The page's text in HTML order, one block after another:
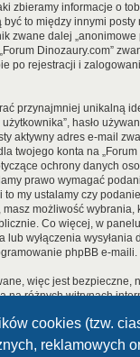
cookies (tzw.
reklamowych
zbieramy informacje o
to między innymi
zwane dalej „anonimowe
Dinozaury.com”
po rejestracji i
przynajmniej unikalną
hasło
aktywny adres e-mail
twojego konta na „Forum
ochrony danych
prawo wymagać
to my ustalamy czy
możliwość wybrania,
Co więcej, w
lub wyłączenia wysyłania
phpBB e-maili.
więc jest bezpieczne,
na różnych witrynach
konta na „Forum
nikomu. Jeśli je
poprosi cię o podanie
zostanie